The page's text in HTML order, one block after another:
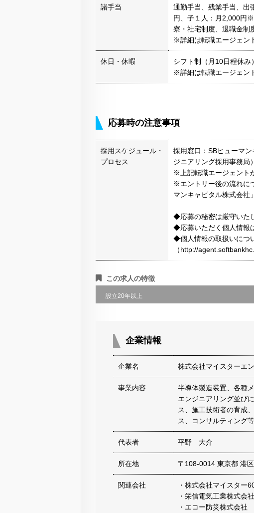
諸手当
通勤手当、残業手当、出
円、子１人：月2,000円※
寮・社宅制度、退職金制
※詳細は転職エージェン
休日・休暇
シフト制（月10日程休み）
※詳細は転職エージェン
応募時の注意事項
採用スケジュール・
プロセス
採用窓口：SBヒューマ
ジニアリング採用事務局）
※上記転職エージェント
※エントリー後の流れに
マンキャピタル株式会社
◆応募の秘密は厳守いた
◆応募いただく個人情報
◆個人情報の取扱いにつ
（http://
この求人の特徴
設立20年以上
企業情報
企業名 株式会社マイスターエ
事業内容
半導体製造装置、各種
エンジニアリング並び
ス、施工技術者の育成
ス、コンサルティング等
代表者 平野 大介
所在地 〒108-0014 東京都 港
関連会社
・株式会社マイスター
・栄信電気工業株式会社
・エコー防災株式会社